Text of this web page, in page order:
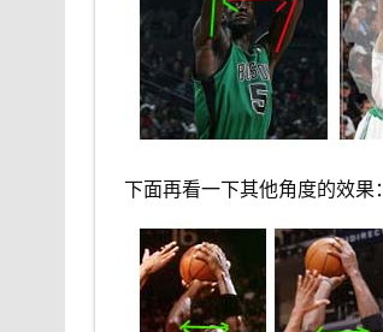
下面再看一下其他角度的效果：